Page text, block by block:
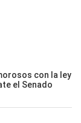
con la ley
el Senado